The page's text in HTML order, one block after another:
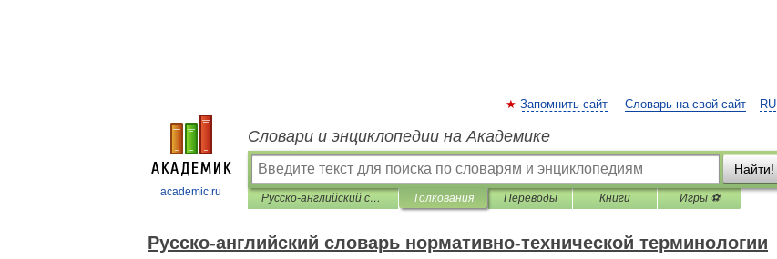
academic.ru
RU
Запомнить сайт Словарь на свой сайт
Словари и энциклопедии на Академике
Найти!
Русско-английский словарь нормативно-технической терминологии Толкования Переводы Книги Игры ⚽
Русско-английский словарь нормативно-технической терминологии